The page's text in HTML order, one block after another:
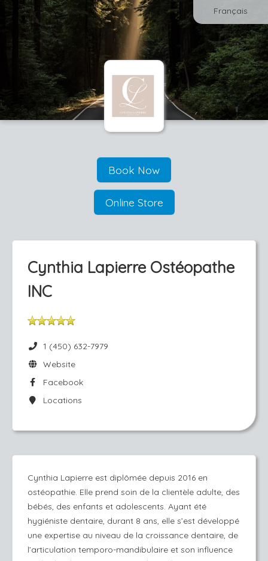
Français
Book Now
Online Store
Cynthia Lapierre Ostéopathe
INC
1 (450) 632-7979
Website
Facebook
Locations
Cynthia Lapierre est diplômée depuis 2016 en
ostéopathie. Elle prend soin de la clientèle adulte, des
bébés, des enfants et adolescents. Ayant été
hygiéniste dentaire, durant 8 ans, elle s’est développé
une expertise au niveau de la croissance dentaire, de
l’articulation temporo-mandibulaire et son influence